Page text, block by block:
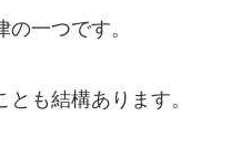
一つです。
も結構あります。